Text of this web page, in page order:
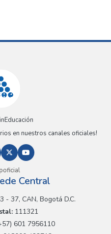
en nuestros canales oficiales!
Central
- 37, CAN, Bogotá D.C.
111321
601 7956110